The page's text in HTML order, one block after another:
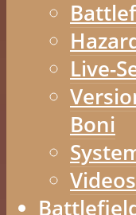
Live-
Boni
Videos